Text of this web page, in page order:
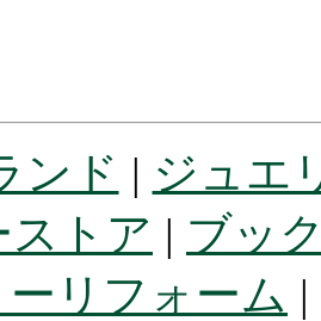
ンド | ジュエ
ストア | ブッ
リフォーム |